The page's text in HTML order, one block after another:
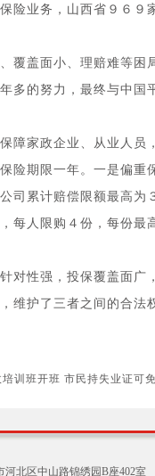
险业务，山西省９６９
盖面小、理赔难等困
多的努力，最终与中国
家政企业、从业人员
险期限一年。一是偏重
司累计赔偿限额最高为
每人限购４份，每份最
性强，投保覆盖面广
维护了三者之间的合法
培训班开班 市民持失业证可
河北区中山路锦绣园B座402室